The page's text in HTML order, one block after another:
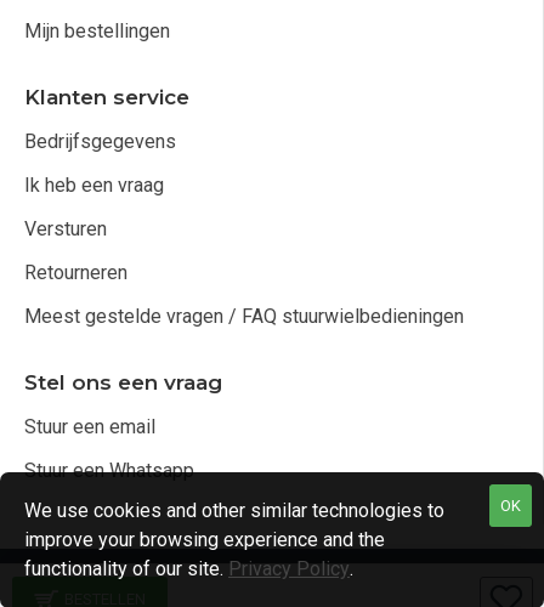
Mijn bestellingen
Klanten service
Bedrijfsgegevens
Ik heb een vraag
Versturen
Retourneren
Meest gestelde vragen / FAQ stuurwielbedieningen
Stel ons een vraag
Stuur een email
Stuur een Whatsapp
Copyright © 2021, Audio4cars Alle rechten voorbehouden
OK
We use cookies and other similar technologies to
improve your browsing experience and the
functionality of our site. Privacy Policy.